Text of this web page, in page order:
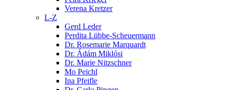
Verena Kretzer
L-Z
Gerd Leder
Perdita Lübbe-Scheuermann
Dr. Rosemarie Marquardt
Dr. Ádám Miklósi
Dr. Marie Nitzschner
Mo Peichl
Ina Pfeifle